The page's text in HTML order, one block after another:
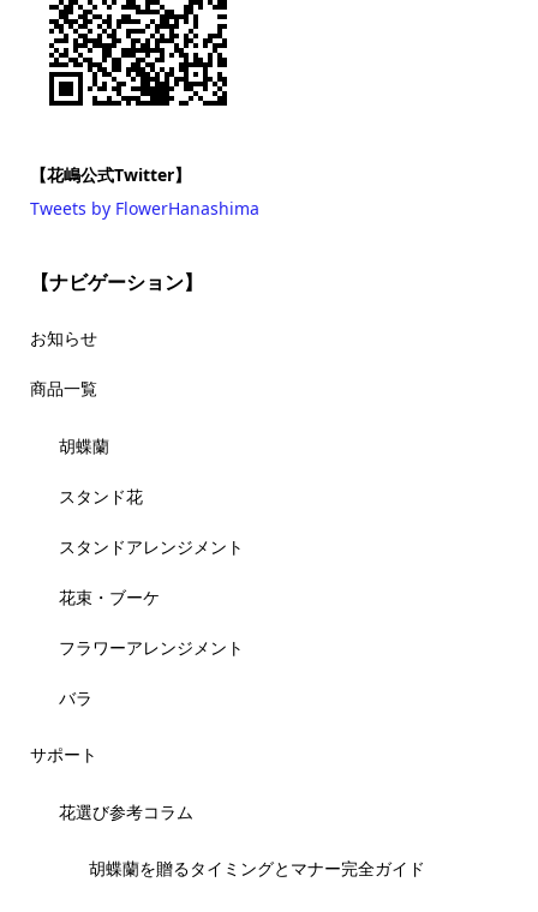
【花嶋公式Twitter】
Tweets by FlowerHanashima
【ナビゲーション】
お知らせ
商品一覧
胡蝶蘭
スタンド花
スタンドアレンジメント
花束・ブーケ
フラワーアレンジメント
バラ
サポート
花選び参考コラム
胡蝶蘭を贈るタイミングとマナー完全ガイド